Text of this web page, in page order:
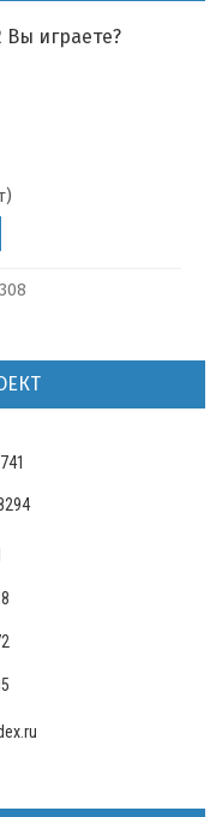
играете?